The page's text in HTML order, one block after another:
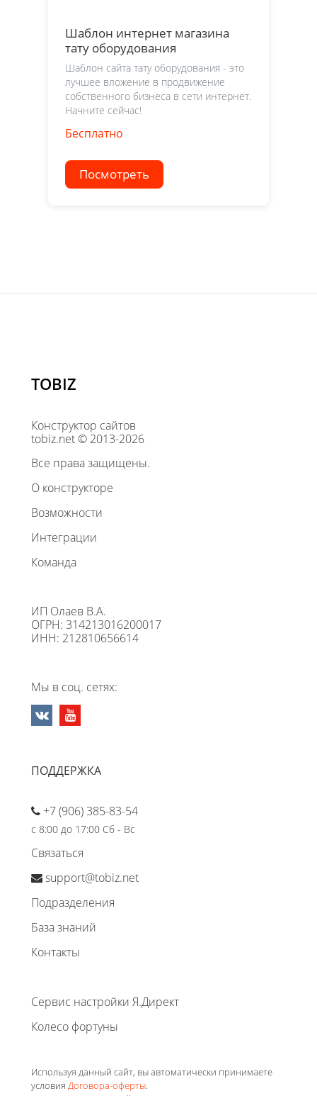
Шаблон интернет магазина
тату оборудования
Шаблон сайта тату оборудования - это
лучшее вложение в продвижение
собственного бизнеса в сети интернет.
Начните сейчас!
Бесплатно
Посмотреть
TOBIZ
Конструктор сайтов
tobiz.net © 2013-2026
Все права защищены.
О конструкторе
Возможности
Интеграции
Команда
ИП Олаев В.А.
ОГРН: 314213016200017
ИНН: 212810656614
Мы в соц. сетях:
ПОДДЕРЖКА
+7 (906) 385-83-54
с 8:00 до 17:00 Сб - Вс
Связаться
support@tobiz.net
Подразделения
База знаний
Контакты
Сервис настройки Я.Директ
Колесо фортуны
Используя данный сайт, вы автоматически принимаете
условия Договора-оферты.